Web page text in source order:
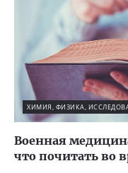
ХИМИЯ, ФИЗИКА,
Военная
что почитать во